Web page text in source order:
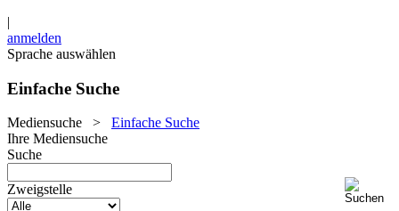
|
anmelden
Sprache auswählen
Einfache Suche
Mediensuche > Einfache Suche
Ihre Mediensuche
Suche
Zweigstelle